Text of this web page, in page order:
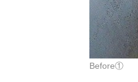
Before①